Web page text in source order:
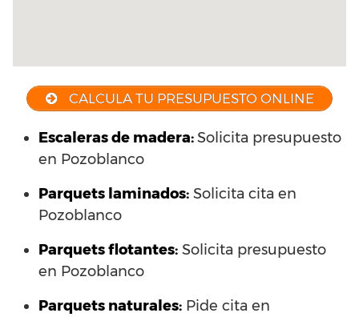
CALCULA TU PRESUPUESTO ONLINE
Escaleras de madera:Solicita presupuesto
en Pozoblanco
Parquets laminados: Solicita cita en
Pozoblanco
Parquets flotantes: Solicita presupuesto
en Pozoblanco
Parquets naturales: Pide cita en